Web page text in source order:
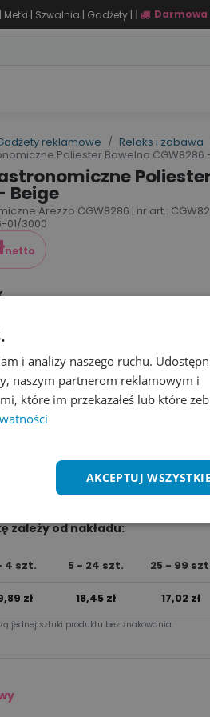
| Metki | Szwalnia | Gadżety | | Darmowa
reklamowe Relaks i zabawa
Poliester Bawelna CGW8286
Beige
Arezzo CGW8286 | nr art.:
01/3000
netto
50 x 50 cm
zależy od nakładu:
4 szt. 5 - 24 szt. 25 - 99
zł 18,45 zł 17,02 zł
jednej sztuki produktu bez znakowania.​
i analizy naszego ruchu.
naszym partnerom reklamowym i
które im przekazałeś lub które
AKCEPTUJ WSZYSTKIE